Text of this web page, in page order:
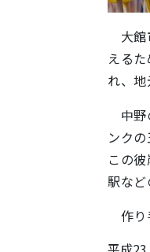
大館
える
れ、
中野
ンク
この
駅な
作り